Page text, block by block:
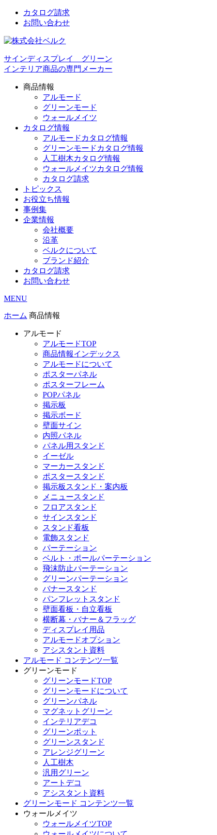
カタログ請求
お問い合わせ
サインディスプレイ グリーン
インテリア商品の専門メーカー
商品情報
アルモード
グリーンモード
ウォールメイツ
カタログ情報
アルモードカタログ情報
グリーンモードカタログ情報
人工樹木カタログ情報
ウォールメイツカタログ情報
カタログ請求
トピックス
お役立ち情報
事例集
企業情報
会社概要
沿革
ベルクについて
ブランド紹介
カタログ請求
お問い合わせ
MENU
ホーム 商品情報
アルモード
アルモードTOP
商品情報インデックス
アルモードについて
ポスターパネル
ポスターフレーム
POPパネル
掲示板
掲示ボード
壁面サイン
内照パネル
パネル用スタンド
イーゼル
マーカースタンド
ポスタースタンド
掲示板スタンド・案内板
メニュースタンド
フロアスタンド
サインスタンド
スタンド看板
電飾スタンド
パーテーション
ベルト・ポールパーテーション
飛沫防止パーテーション
グリーンパーテーション
バナースタンド
パンフレットスタンド
壁面看板・自立看板
横断幕・バナー＆フラッグ
ディスプレイ用品
アルモードオプション
アシスタント資料
アルモード コンテンツ一覧
グリーンモード
グリーンモードTOP
グリーンモードについて
グリーンパネル
マグネットグリーン
インテリアデコ
グリーンポット
グリーンスタンド
アレンジグリーン
人工樹木
汎用グリーン
アートデコ
アシスタント資料
グリーンモード コンテンツ一覧
ウォールメイツ
ウォールメイツTOP